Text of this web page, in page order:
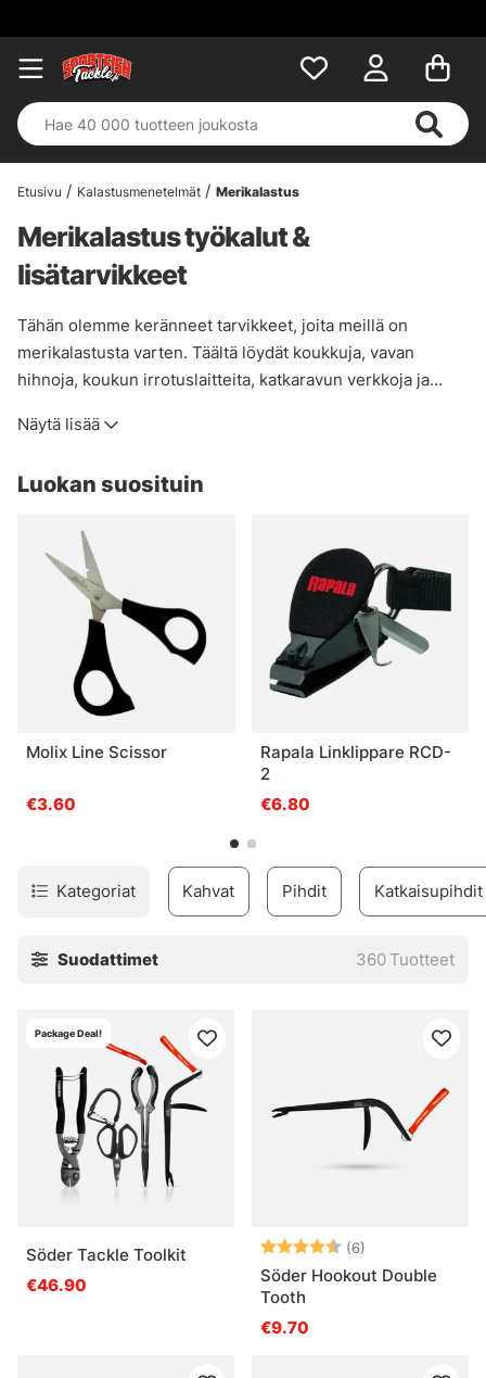
Etusivu Kalastusmenetelmät Merikalastus
Merikalastus työkalut &
lisätarvikkeet
Tähän olemme keränneet tarvikkeet, joita meillä on
merikalastusta varten. Täältä löydät koukkuja, vavan
hihnoja, koukun irrotuslaitteita, katkaravun verkkoja ja
merikalastusta varten.
Näytä lisää
Luokan suosituin
Molix Line Scissor
€3.60
Rapala Linklippare RCD-
2
€6.80
Kategoriat Kahvat Pihdit Katkaisupihdit
Suodattimet 360 Tuotteet
Package Deal!
Söder Tackle Toolkit
€46.90
Arvio: (6)
Söder Hookout Double
Tooth
€9.70